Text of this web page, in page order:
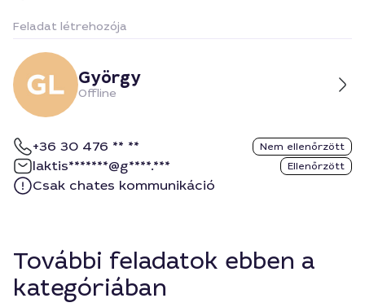
Feladat létrehozója
György
Offline
+36 30 476 ** ** Nem ellenőrzött
laktis*******@g****.*** Ellenőrzött
Csak chates kommunikáció
További feladatok ebben a
kategóriában